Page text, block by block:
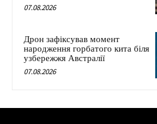
07.08.2026
Дрон зафіксував момент
народження горбатого кита біля
узбережжя Австралії
07.08.2026